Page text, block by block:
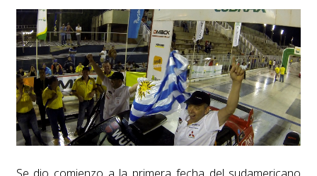
Se dio comienzo a la primera fecha del sudamericano